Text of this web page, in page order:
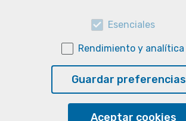
Esenciales
Rendimiento y analítica
Guardar preferencias
Aceptar cookies